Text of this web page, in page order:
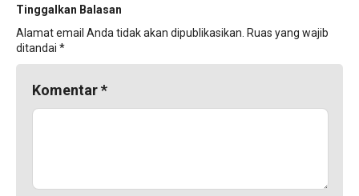
Tinggalkan Balasan
Alamat email Anda tidak akan dipublikasikan. Ruas yang wajib
ditandai *
Komentar*